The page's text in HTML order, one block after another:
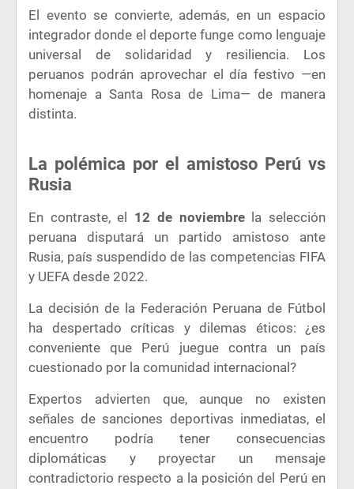
El evento se convierte, además, en un espacio
integrador donde el deporte funge como lenguaje
universal de solidaridad y resiliencia. Los
peruanos podrán aprovechar el día festivo —en
homenaje a Santa Rosa de Lima— de manera
distinta.
La polémica por el amistoso Perú vs
Rusia
En contraste, el 12 de noviembrela selección
peruana disputará un partido amistoso ante
Rusia, país suspendido de las competencias FIFA
y UEFA desde 2022.
La decisión de la Federación Peruana de Fútbol
ha despertado críticas y dilemas éticos: ¿es
conveniente que Perú juegue contra un país
cuestionado por la comunidad internacional?
Expertos advierten que, aunque no existen
señales de sanciones deportivas inmediatas, el
encuentro podría tener consecuencias
diplomáticas y proyectar un mensaje
contradictorio respecto a la posición del Perú en